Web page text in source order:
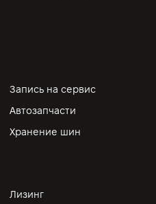
Запись на сервис
Автозапчасти
Хранение шин
Лизинг